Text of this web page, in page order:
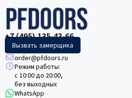
+7 (495) 135-43-66
Вызвать замерщика
order@pfdoors.ru
Режим работы:
с 10:00 до 20:00,
без выходных
WhatsApp